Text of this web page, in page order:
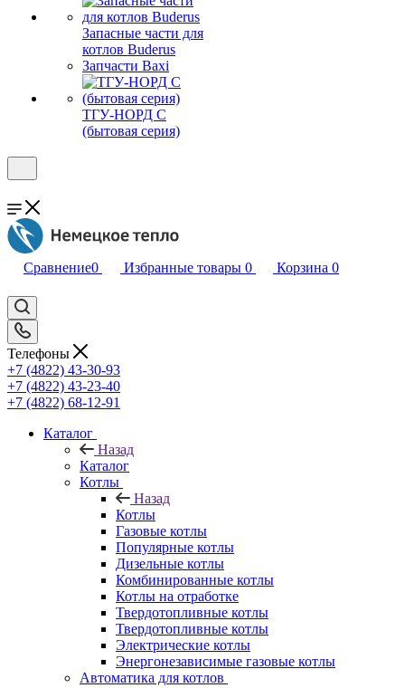
Запасные части для
котлов Buderus
Запчасти Baxi
ТГУ-НОРД С
(бытовая серия)
Сравнение0 Избранные товары 0 Корзина 0
Телефоны
+7 (4822) 43-30-93
+7 (4822) 43-23-40
+7 (4822) 68-12-91
Каталог
Назад
Каталог
Котлы
Назад
Котлы
Газовые котлы
Популярные котлы
Дизельные котлы
Комбинированные котлы
Котлы на отработке
Твердотопливные котлы
Твердотопливные котлы
Электрические котлы
Энергонезависимые газовые котлы
Автоматика для котлов